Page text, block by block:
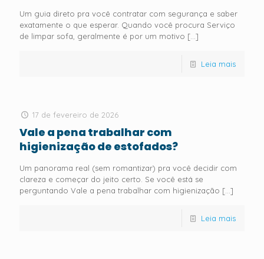
Um guia direto pra você contratar com segurança e saber
exatamente o que esperar. Quando você procura Serviço
de limpar sofa, geralmente é por um motivo […]
Leia mais
17 de fevereiro de 2026
Vale a pena trabalhar com
higienização de estofados?
Um panorama real (sem romantizar) pra você decidir com
clareza e começar do jeito certo. Se você está se
perguntando Vale a pena trabalhar com higienização […]
Leia mais